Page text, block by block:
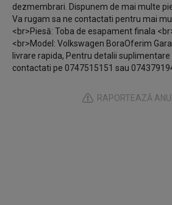
dezmembrari. Dispunem de mai multe
Va rugam sa ne contactati pentru mai
<br>Piesă: Toba de esapament finala
<br>Model: Volkswagen BoraOferim
livrare rapida, Pentru detalii
contactati pe 0747515151 sau
RAPORTEAZĂ